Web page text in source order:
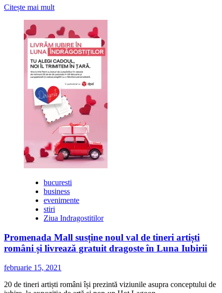
Citește mai multCitește
multe
despre
SkyTower
anunță,
în
premieră,
SkyLove
Day
bucuresti
business
evenimente
stiri
Ziua Indragostitilor
Promenada Mall susține noul val de tineri artiști
români și livrează gratuit dragoste în Luna Iubirii
februarie 15, 2021
20 de tineri artiști români își prezintă viziunile asupra conceptului de